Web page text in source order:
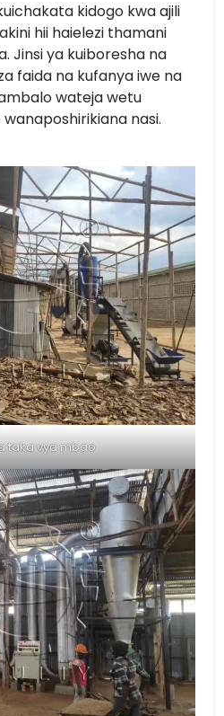
kidogo kwa ajili
hii haielezi thamani
Jinsi ya kuiboresha na
faida na kufanya iwe na
wateja wetu
nasi.
taka vya mbao